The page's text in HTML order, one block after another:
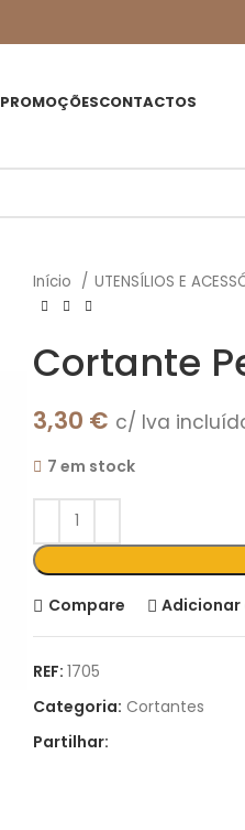
PROMOÇÕESCONTACTOS
Início UTENSÍLIOS E
Cortante
3,30 € c/ Iva
7 em stock
Compare
REF: 1705
Categoria: Cortantes
Partilhar: